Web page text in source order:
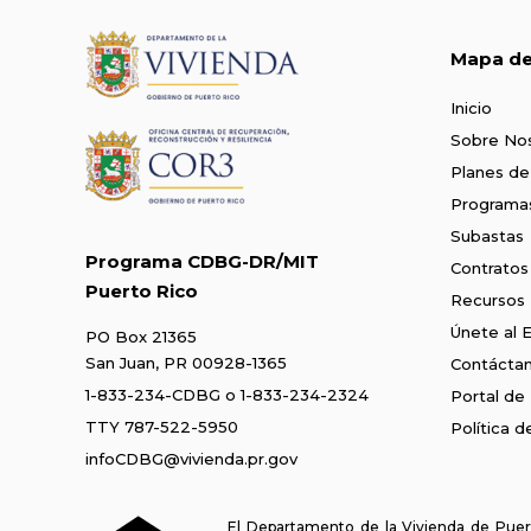
Programa CDBG-DR/MIT
Puerto Rico
PO Box 21365
San Juan, PR 00928-1365
1-833-234-CDBG o1-833-234-2324
TTY 787-522-5950
infoCDBG@vivienda.pr.gov
Mapa
Inicio
Sobre
Planes
Subastas
Contratos
Recursos
Únete al
Portal de
Política
El Departamento de la Vivienda de